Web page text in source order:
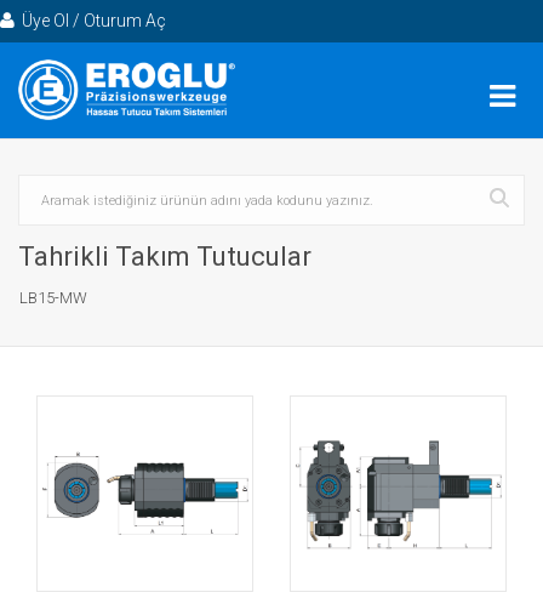
Üye Ol / Oturum Aç
Tahrikli Takım Tutucular
LB15-MW